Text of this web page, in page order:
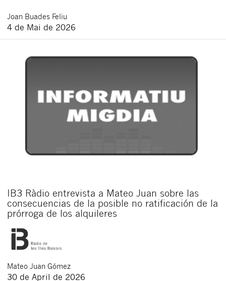
Joan Buades Feliu
4 de Mai de 2026
IB3 Ràdio entrevista a Mateo Juan sobre las
consecuencias de la posible no ratificación de la
prórroga de los alquileres
Mateo Juan Gómez
30 de April de 2026